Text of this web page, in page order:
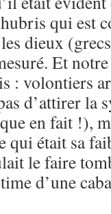
qui est
dieux
Et
: volontiers
d’attirer la
en fait !),
qui était sa
le faire
d’une